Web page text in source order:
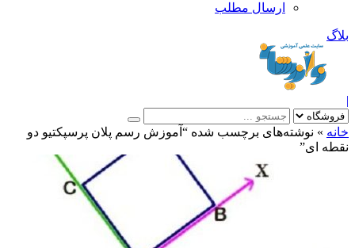
ارسال مطلب
»نوشته‌های برچسب شده “آموزش رسم پلان پرسپکتیو دو
ای”